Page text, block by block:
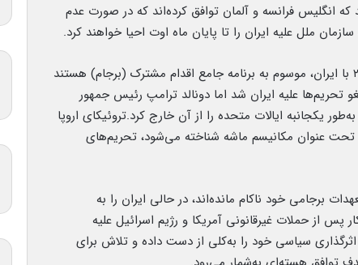
انگلیس فرانسه و آلمان توافق کرده‌اند که در صورت عدم
ملل علیه ایران را تا پایان ماه اوت احیا خواهند کرد.
انگلیس، فرانسه و آلمان بخشی از توافق هسته‌ای ۲۰۱۵ با ایران، موسوم به برنامه جامع اقدام مشترک (برجام) هستند
تحریم‌ها علیه ایران شد اما دونالد ترامپ رئیس جمهور
آمریکا در دوره اول ریاست جمهوری خود در سال ۲۰۱۸ به‌طور یکجانبه ایالات متحده را از آن خارج کرد.تروئیکای اروپا
تحت عنوان مکانیسم ماشه شناخته می‌شود، تحریم‌های
برجامی خود ناکام مانده‌اند، در حالی ایران را به
از حملات غیرقانونی آمریکا و رژیم اسرائیل علیه
سیاسی خود را به‌کلی از دست داده و تلاش برای